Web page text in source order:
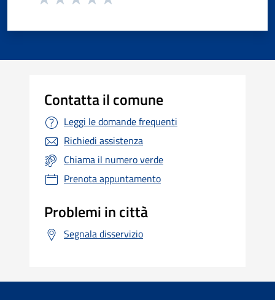
Contatta il comune
Leggi le domande frequenti
Richiedi assistenza
Chiama il numero verde
Prenota appuntamento
Problemi in città
Segnala disservizio